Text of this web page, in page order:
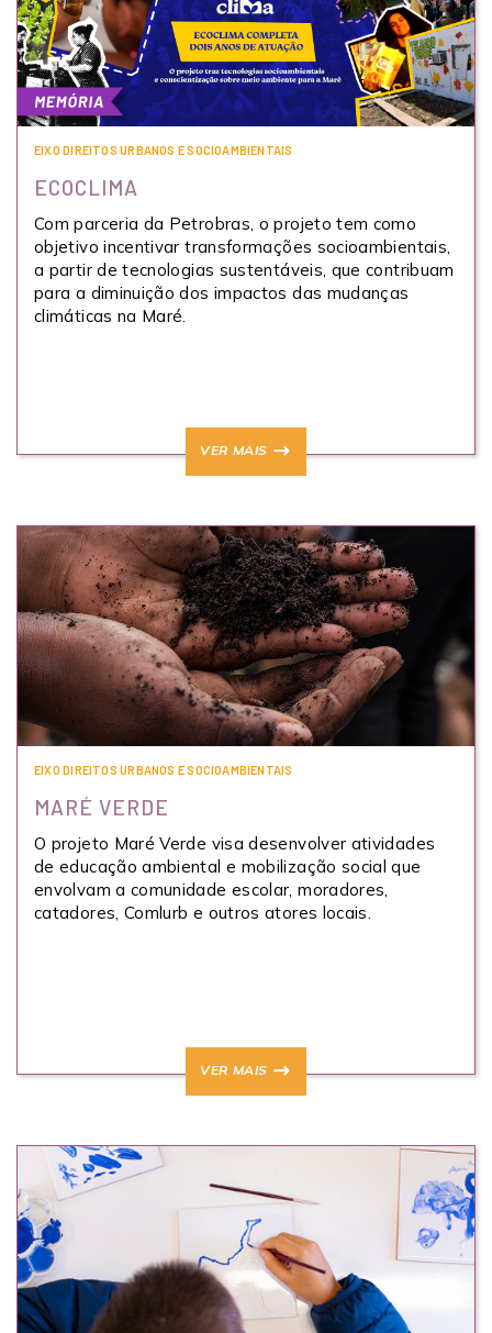
EIXO DIREITOS URBANOS E SOCIOAMBIENTAIS
ECOCLIMA
Com parceria da Petrobras, o projeto tem como
objetivo incentivar transformações socioambientais,
a partir de tecnologias sustentáveis, que contribuam
para a diminuição dos impactos das mudanças
climáticas na Maré.
VER MAIS
EIXO DIREITOS URBANOS E SOCIOAMBIENTAIS
MARÉ VERDE
O projeto Maré Verde visa desenvolver atividades
de educação ambiental e mobilização social que
envolvam a comunidade escolar, moradores,
catadores, Comlurb e outros atores locais.
VER MAIS